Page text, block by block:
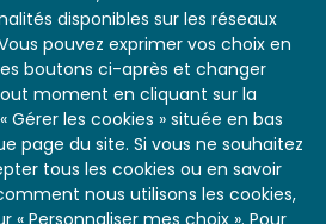
disponibles sur les réseaux
pouvez exprimer vos choix en
boutons ci-après et changer
moment en cliquant sur la
Gérer les cookies » située en bas
page du site. Si vous ne souhaitez
tous les cookies ou en savoir
nous utilisons les cookies,
« Personnaliser mes choix ». Pour
l’image
3153œuvres,1748études
explore les événements de